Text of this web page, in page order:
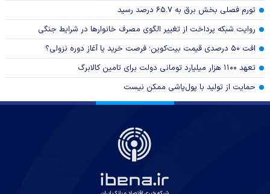
تورم فصلی بخش برق به ۶۵.۷ درصد رسید
روایت شبکه پرداخت از تغییر الگوی مصرف خانوار‌ها در شرایط جنگی
افت ۵۰ درصدی قیمت بیت‌کوین؛ فرصت خرید یا آغاز دوره نزولی؟
تعهد ۱۱۰۰ هزار میلیارد تومانی دولت برای تامین کالابرگ
حمایت از تولید با پول‌پاشی ممکن نیست